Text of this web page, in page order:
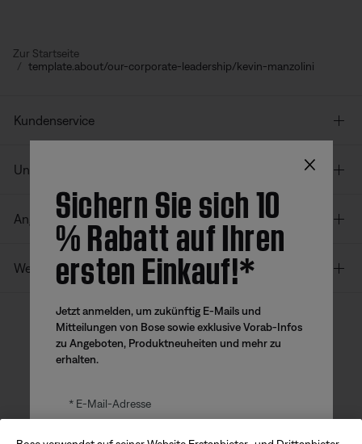
Zur Startseite
template.about/our-corporate-leadership/kevin-manzolini
Kundenservice
Unser Unternehmen
Angebote
Weitere Links
Bose App
Bose Connect
Bose QCE
×
Sichern Sie sich 10
% Rabatt auf Ihren
ersten Einkauf!*
Jetzt anmelden, um zukünftig E-Mails und
Mitteilungen von Bose sowie exklusive Vorab-Infos
zu Angeboten, Produktneuheiten und mehr zu
erhalten.
E-Mail-Adresse